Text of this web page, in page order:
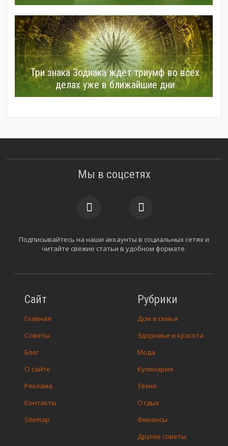
Три знака Зодиака ждет триумф во всех
делах уже в ближайшие дни
Сайт
Главная
Советы
Блог
О сайте
Реклама
Контакты
Sitemap
Рубрики
Дом и семья
Здоровье и красота
Мода
Кулинария
Техно
Отдых
Финансы
Другие советы
Мы в соцсетях
Подписывайтесь на наши аккаунты в социальных сетях и
читайте свежие статьи в удобном формате.